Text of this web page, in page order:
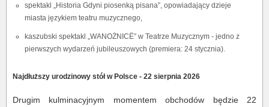
spektakl „Historia Gdyni piosenką pisana”, opowiadający dzieje
miasta językiem teatru muzycznego,
kaszubski spektakl „WANOŻNICË” w Teatrze Muzycznym - jedno z
pierwszych wydarzeń jubileuszowych (premiera: 24 stycznia).
Najdłuższy urodzinowy stół w Polsce - 22 sierpnia 2026
Drugim kulminacyjnym momentem obchodów będzie 22